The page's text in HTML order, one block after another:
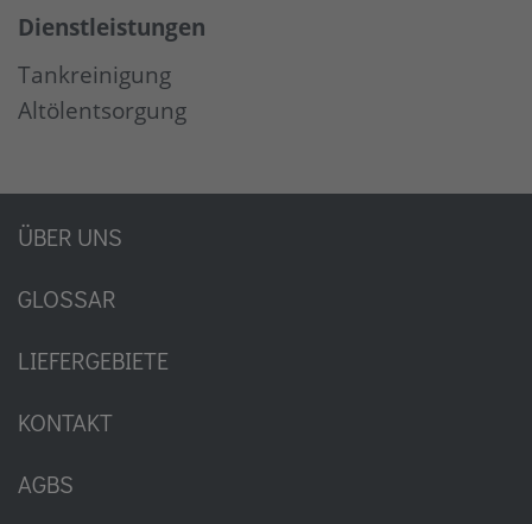
Dienstleistungen
Tankreinigung
Altölentsorgung
ÜBER UNS
GLOSSAR
LIEFERGEBIETE
KONTAKT
AGBS